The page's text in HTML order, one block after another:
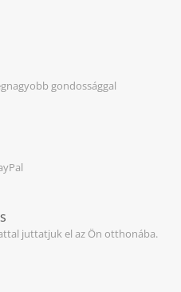
gondossággal
juttatjuk el az Ön otthonába.